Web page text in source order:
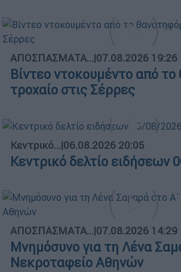
ΑΠΟΣΠΑΣΜΑΤΑ...|07.08.2026 19:26
Βίντεο ντοκουμέντο από
τροχαίο στις Σέρρες
Κεντρικό...|06.08.2026 20:05
Κεντρικό δελτίο ειδήσεων
ΑΠΟΣΠΑΣΜΑΤΑ...|07.08.2026 14:29
Μνημόσυνο για τη Λένα
Νεκροταφείο Αθηνών